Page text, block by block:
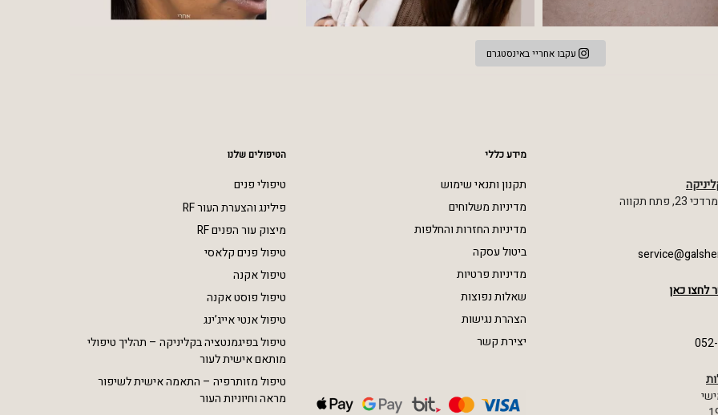
עקבו אחריי באינסטגרם
תקווה
לחצו כאן
מידע כללי
תקנון ותנאי שימוש
מדיניות משלוחים
מדיניות החזרות והחלפות
ביטול עסקה
מדיניות פרטיות
שאלות נפוצות
הצהרת נגישות
יצירת קשר
הטיפולים שלנו
טיפולי פנים
פילינג והצערת העור RF
מיצוק עור הפנים RF
טיפול פנים קלאסי
טיפול אקנה
טיפול פוסט אקנה
טיפול אנטי אייג’ינג
טיפול בפיגמנטציה בקליניקה – תהליך טיפולי
מותאם אישית לעור
טיפול מזותרפיה – התאמה אישית לשיפור
מראה וחיוניות העור